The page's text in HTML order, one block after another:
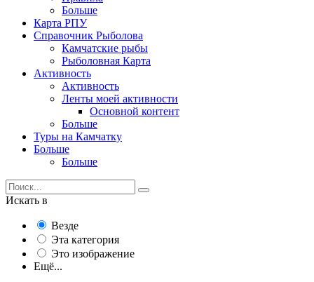
Больше
Карта РПУ
Справочник Рыболова
Камчатские рыбы
Рыболовная Карта
Активность
Активность
Ленты моей активности
Основной контент
Больше
Туры на Камчатку
Больше
Больше
Искать в
Везде
Эта категория
Это изображение
Ещё...